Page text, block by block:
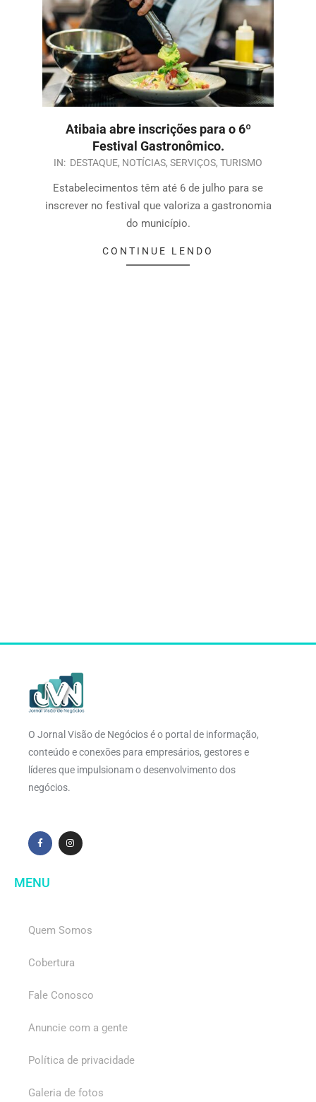
Atibaia abre inscrições para o 6º
Festival Gastronômico.
IN: DESTAQUE, NOTÍCIAS, SERVIÇOS, TURISMO
Estabelecimentos têm até 6 de julho para se
inscrever no festival que valoriza a gastronomia
do município.
CONTINUE LENDO
O Jornal Visão de Negócios é o portal de informação,
conteúdo e conexões para empresários, gestores e
líderes que impulsionam o desenvolvimento dos
negócios.
MENU
Quem Somos
Cobertura
Fale Conosco
Anuncie com a gente
Política de privacidade
Galeria de fotos